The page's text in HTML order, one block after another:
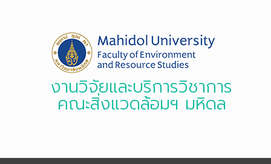
งานวิจัยและบริการวิชาการ
คณะสิ่งแวดล้อมฯ มหิดล